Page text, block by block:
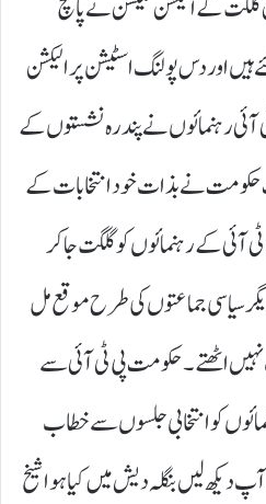
گلگت کے الیکشن کمیشن نے پانچ
اور دس پولنگ اسٹیشن پر الیکشن
رہنمائوں نے پندرہ نشستوں کے
حکومت نے بذات خود انتخابات کے
ٹی آئی کے رہنمائوں کو گلگت جا کر
سیاسی جماعتوں کی طرح موقع مل
نہیں اٹھتے۔ حکومت پی ٹی آئی سے
کو انتخابی جلسوں سے خطاب
دیکھ لیں بنگلہ دیش میں کیا ہوا شیخ